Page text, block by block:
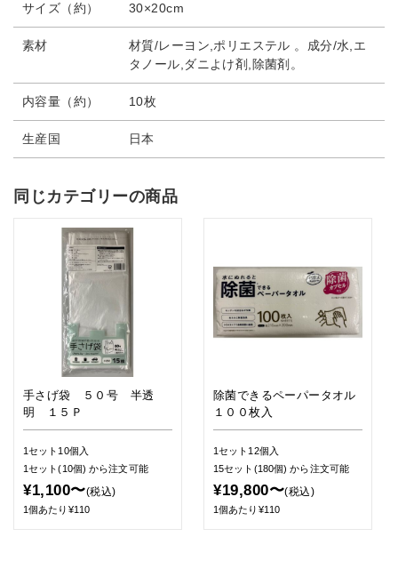
サイズ（約） 30×20cm
素材
材質/レーヨン,ポリエステル 。成分/水,エ
タノール,ダニよけ剤,除菌剤。
内容量（約） 10枚
生産国 日本
同じカテゴリーの商品
手さげ袋 ５０号 半透
明 １５Ｐ
1セット10個入
1セット(10個)から注文可能
¥1,100〜(税込)
1個あたり¥110
除菌できるペーパータオル
１００枚入
1セット12個入
15セット(180個)から注文可能
¥19,800〜(税込)
1個あたり¥110